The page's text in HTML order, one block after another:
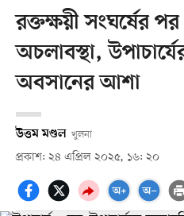
রক্তক্ষয়ী সংঘর্ষের
অচলাবস্থা,
অবসানের আশা
উত্তম মণ্ডল খুলনা
প্রকাশ: ২৪ এপ্রিল ২০২৫, ১৬: ২০